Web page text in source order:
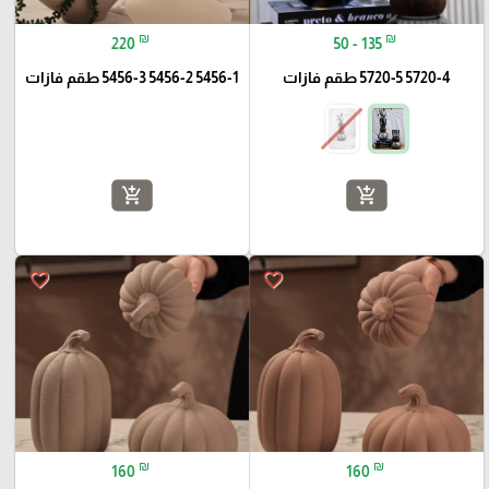
50 - 135 ₪
5720-4 5720-5 طقم فازات
add_shopping_cart
220 ₪
5456-1 5456-2 5456-3 طقم فازات
add_shopping_cart
favorite_border
160 ₪
favorite_border
160 ₪